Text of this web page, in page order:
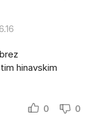
hinavskim
0 0